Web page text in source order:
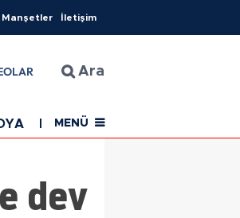
Manşetler İletişim
Ara
EĞİTİM SAĞLIK
MENÜ
dev